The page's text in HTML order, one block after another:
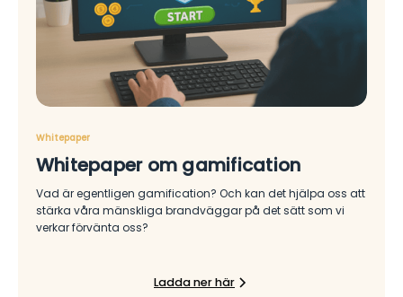
Whitepaper
Whitepaper om gamification
Vad är egentligen gamification? Och kan det hjälpa oss att
stärka våra mänskliga brandväggar på det sätt som vi
verkar förvänta oss?
Ladda ner här